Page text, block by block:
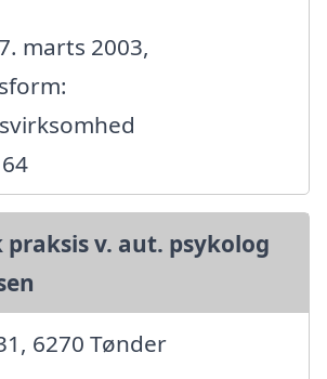
marts 2003,
praksis v. aut. psykolog
6270 Tønder